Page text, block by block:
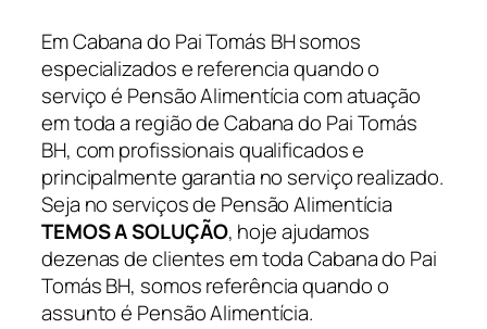
Em Cabana do Pai Tomás BH somos
especializados e referencia quando o
serviço é Pensão Alimentícia com atuação
em toda a região de Cabana do Pai Tomás
BH, com profissionais qualificados e
principalmente garantia no serviço realizado.
Seja no serviços de Pensão Alimentícia
TEMOS A SOLUÇÃO, hoje ajudamos
dezenas de clientes em toda Cabana do Pai
Tomás BH, somos referência quando o
assunto é Pensão Alimentícia.